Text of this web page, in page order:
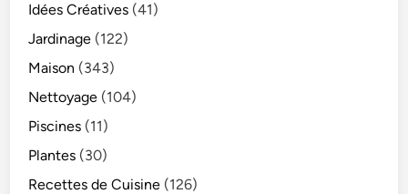
Idées Créatives (41)
Jardinage (122)
Maison (343)
Nettoyage (104)
Piscines (11)
Plantes (30)
Recettes de Cuisine (126)